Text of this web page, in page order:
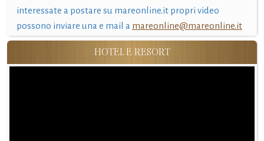
interessate a postare su mareonline.it propri video
possono inviare una e mail a mareonline@mareonline.it
HOTEL E RESORT